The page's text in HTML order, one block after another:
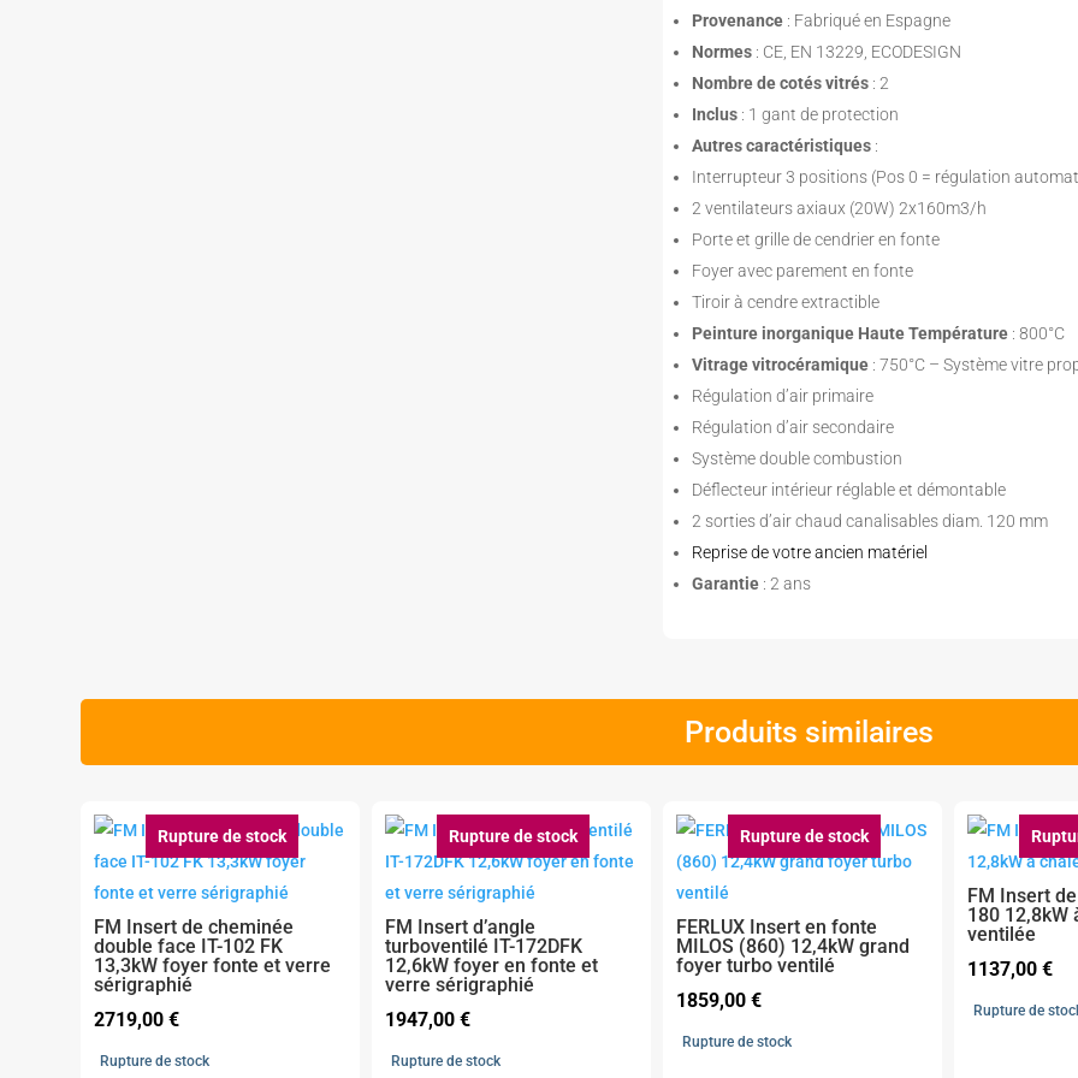
Provenance : Fabriqué en Espagne
Normes : CE, EN 13229, ECODESIGN
Nombre de cotés vitrés : 2
Inclus : 1 gant de protection
Autres caractéristiques :
Interrupteur 3 positions (Pos 0 = régulation
2 ventilateurs axiaux (20W) 2x160m3/h
Porte et grille de cendrier en fonte
Foyer avec parement en fonte
Tiroir à cendre extractible
Peinture inorganique Haute Température : 800°C
Vitrage vitrocéramique : 750°C – Système vitre
Régulation d’air primaire
Régulation d’air secondaire
Système double combustion
Déflecteur intérieur réglable et démontable
2 sorties d’air chaud canalisables diam. 120 mm
Reprise de votre ancien matériel
Garantie : 2 ans
Produits similaires
Rupture de stock
FM Insert de cheminée
double face IT-102 FK
13,3kW foyer fonte et verre
sérigraphié
2719,00€
Rupture de stock
Rupture de stock
FM Insert d’angle
turboventilé IT-172DFK
12,6kW foyer en fonte et
verre sérigraphié
1947,00€
Rupture de stock
Rupture de stock
FERLUX Insert en fonte
MILOS (860) 12,4kW grand
foyer turbo ventilé
1859,00€
Rupture de stock
FM Insert
180 12,8kW
ventilée
1137,00 €
Rupture de